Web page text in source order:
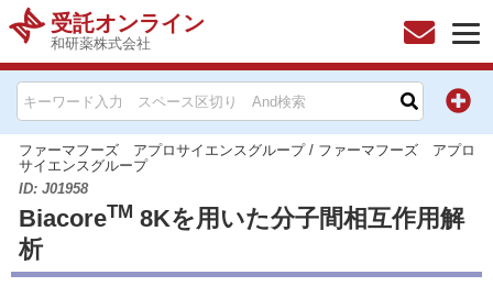
受託オンライン
和研薬株式会社
ファーマフーズ アプロサイエンスグループ/ ファーマフーズ アプロ
サイエンスグループ
ID: J01958
BiacoreTM 8Kを用いた分子間相互作用解
析
HOME
お問い合わせ
お知らせ
キャンペーン情報一覧